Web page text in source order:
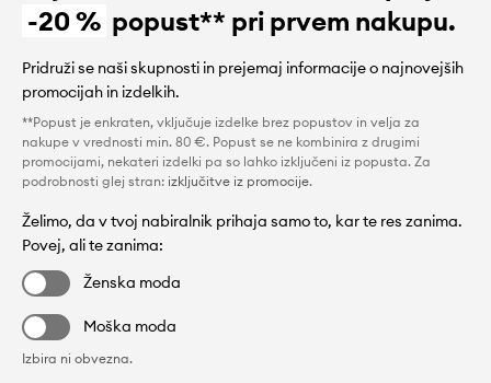
-20 % popust** pri prvem nakupu.
Pridruži se naši skupnosti in prejemaj informacije o najnovejših
promocijah in izdelkih.
**Popust je enkraten, vključuje izdelke brez popustov in velja za
nakupe v vrednosti min. 80 €. Popust se ne kombinira z drugimi
promocijami, nekateri izdelki pa so lahko izključeni iz popusta. Za
podrobnosti glej stran: izključitve iz promocije.
Želimo, da v tvoj nabiralnik prihaja samo to, kar te res zanima.
Povej, ali te zanima:
Ženska moda
Moška moda
Izbira ni obvezna.